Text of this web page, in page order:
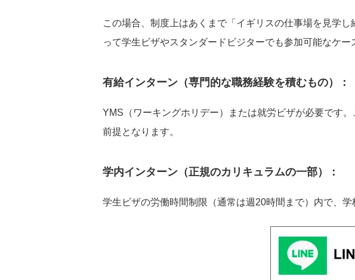
この場合、制度上はあくまで「イギリスの仕事場を見学
って学生ビザやスタンダードビジターでも参加可能なケ
有給インターン（専門的な職務経験を積むもの）：
YMS（ワーキングホリデー）または就労ビザが必要です
前提となります。
学内インターン（正規のカリキュラムの一部）：
学生ビザの労働時間制限（通常は週20時間まで）内で、学